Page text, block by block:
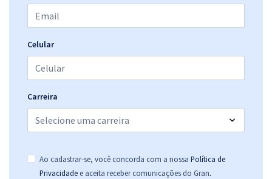
Celular
Carreira
Ao cadastrar-se, você concorda com a nossa Política de
Privacidade e aceita receber comunicações do Gran.